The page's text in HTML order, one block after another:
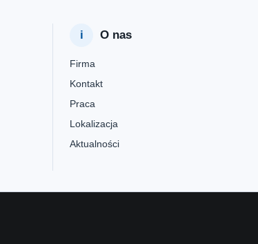
O nas
Firma
Kontakt
Praca
Lokalizacja
Aktualności